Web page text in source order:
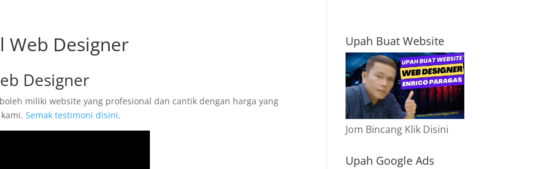
Web Designer
Designer
miliki website yang profesional dan cantik dengan harga yang
kami.Semak testimoni disini.
Upah Buat Website
Jom Bincang Klik Disini
Upah Google Ads